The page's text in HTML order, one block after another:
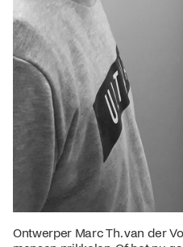
Ontwerper Marc Th. van der